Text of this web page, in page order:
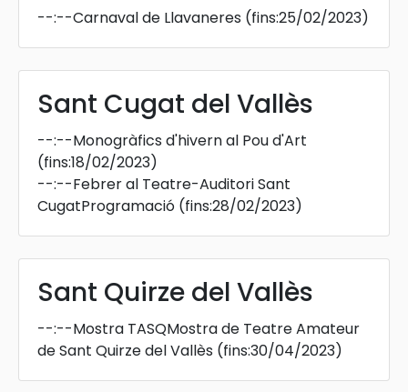
--:--Carnaval de Llavaneres (fins:25/02/2023)
Sant Cugat del Vallès
--:--Monogràfics d'hivern al Pou d'Art
(fins:18/02/2023)
--:--Febrer al Teatre-Auditori Sant
CugatProgramació (fins:28/02/2023)
Sant Quirze del Vallès
--:--Mostra TASQMostra de Teatre Amateur
de Sant Quirze del Vallès (fins:30/04/2023)